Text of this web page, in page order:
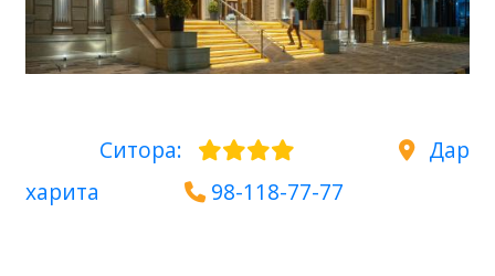
Ситора:
Дар
харита
98-118-77-77